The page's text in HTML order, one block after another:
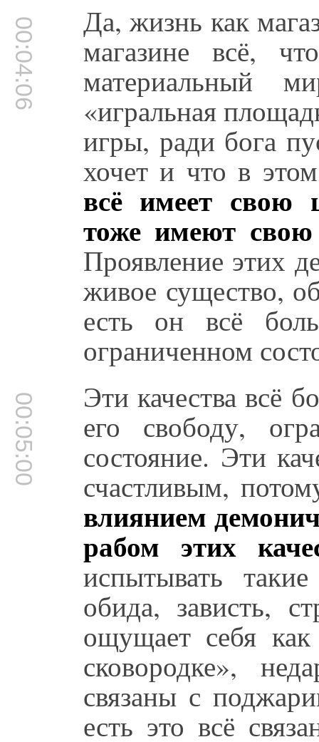
00:04:06 Да, жизнь как
магазине всё,
материальный
«игральная
игры, ради бога
хочет и что в
всё имеет свою
тоже имеют
Проявление этих
живое существо,
есть он всё
ограниченном
00:05:00 Эти качества всё
его свободу,
состояние. Эти
счастливым,
влиянием
рабом этих
испытывать
обида, зависть,
ощущает себя
сковородке»,
связаны с
есть это всё